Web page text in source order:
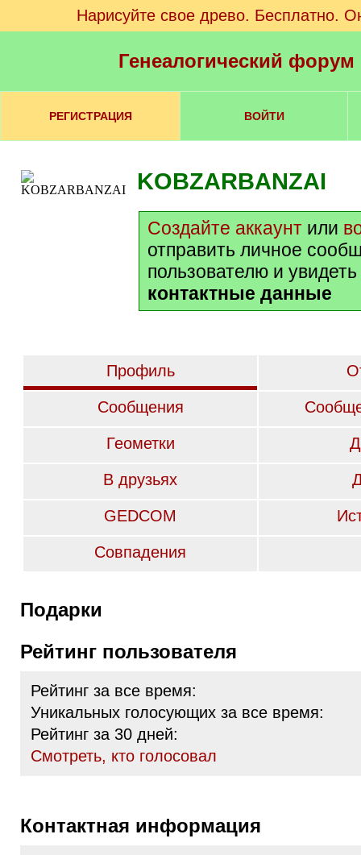
Нарисуйте свое древо. Бесплатно.
Генеалогический
РЕГИСТРАЦИЯ ВОЙТИ
KOBZARBANZAI
Создайте аккаунт или
отправить личное
пользователю и
контактные данные
Профиль
Сообщения
Геометки
В друзьях
GEDCOM
Совпадения
Подарки
Рейтинг пользователя
Рейтинг за все время:
Уникальных голосующих за все время:
Рейтинг за 30 дней:
Cмотреть, кто голосовал
Контактная информация